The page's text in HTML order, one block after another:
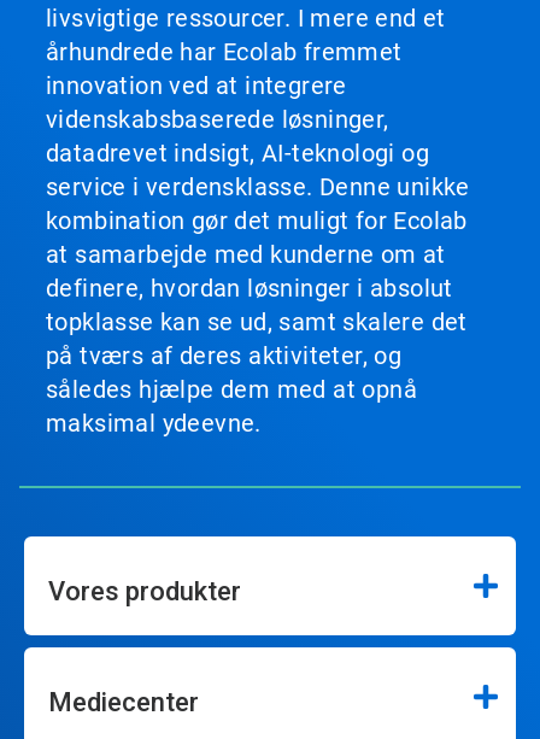
livsvigtige ressourcer. I mere end et
århundrede har Ecolab fremmet
innovation ved at integrere
videnskabsbaserede løsninger,
datadrevet indsigt, AI-teknologi og
service i verdensklasse. Denne unikke
kombination gør det muligt for Ecolab
at samarbejde med kunderne om at
definere, hvordan løsninger i absolut
topklasse kan se ud, samt skalere det
på tværs af deres aktiviteter, og
således hjælpe dem med at opnå
maksimal ydeevne.
Vores produkter
Mediecenter